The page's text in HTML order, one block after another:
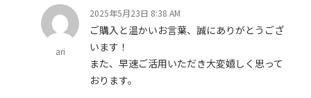
ari
2025年5月23日 8:38 AM
ご購入と温かいお言葉、誠にありがとうござ
います！
また、早速ご活用いただき大変嬉しく思って
おります。